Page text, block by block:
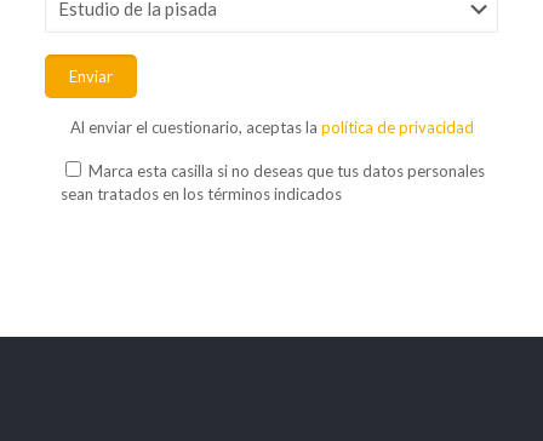
Al enviar el cuestionario, aceptas la política de privacidad
Marca esta casilla si no deseas que tus datos personales
sean tratados en los términos indicados